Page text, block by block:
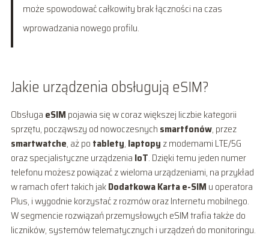
może spowodować całkowity brak łączności na czas
wprowadzania nowego profilu.
Jakie urządzenia obsługują eSIM?
Obsługa eSIM pojawia się w coraz większej liczbie kategorii
sprzętu, począwszy od nowoczesnych smartfonów, przez
smartwatche, aż po tablety, laptopy z modemami LTE/5G
oraz specjalistyczne urządzenia IoT. Dzięki temu jeden numer
telefonu możesz powiązać z wieloma urządzeniami, na przykład
w ramach ofert takich jakDodatkowa Karta e-SIM u operatora
Plus, i wygodnie korzystać z rozmów oraz Internetu mobilnego.
W segmencie rozwiązań przemysłowych eSIM trafia także do
liczników, systemów telematycznych i urządzeń do monitoringu.